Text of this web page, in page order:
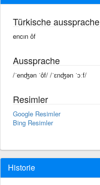
Türkische aussprache
encın ôf
Aussprache
/ˈenʤən ˈôf/ /ˈɛnʤən ˈɔːf/
Resimler
Google Resimler
Bing Resimler
Historie